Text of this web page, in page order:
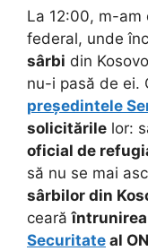
La 12:00, m-am
federal, unde
sârbi din
nu-i pasă de ei.
președintele
solicitările lor:
oficial de
să nu se mai
sârbilor din
cearăîntrunirea
Securitate al